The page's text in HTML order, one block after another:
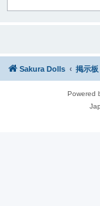
Sakura Dolls 掲示
Powered